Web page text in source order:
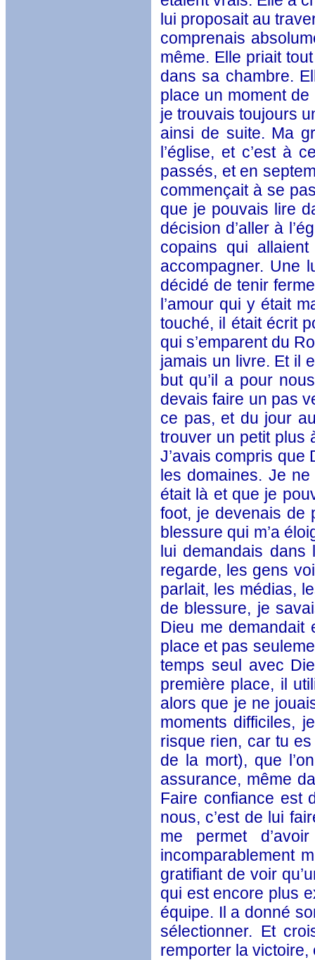
lui proposait au
comprenais
même. Elle priait
dans sa chambre.
place un moment
je trouvais toujours
ainsi de suite. Ma
l’église, et c’est à
passés, et en
commençait à se
que je pouvais lire
décision d’aller à
copains qui
accompagner. Une
décidé de tenir
l’amour qui y était
touché, il était écrit
qui s’emparent du
jamais un livre. Et il
but qu’il a pour
devais faire un pas
ce pas, et du jour
trouver un petit plus
J’avais compris que
les domaines. Je
était là et que je
foot, je devenais de
blessure qui m’a
lui demandais dans
regarde, les gens
parlait, les médias,
de blessure, je
Dieu me demandait
place et pas
temps seul avec
première place, il
alors que je ne
moments difficiles,
risque rien, car tu
de la mort), que
assurance, même
Faire confiance est
nous, c’est de lui
me permet
incomparablement
gratifiant de voir
qui est encore plus
équipe. Il a donné
sélectionner. Et
remporter la